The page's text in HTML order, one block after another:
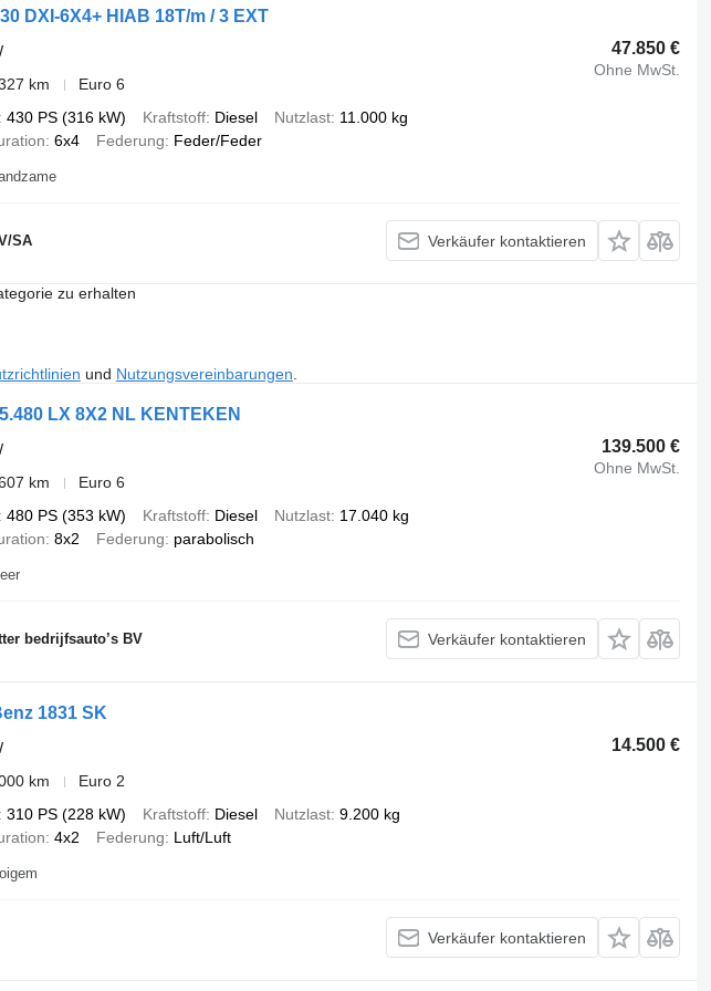
DXI-6X4+ HIAB 18T/m / 3 EXT
47.850 €
Ohne MwSt.
km
Euro 6
430 PS (316 kW) Kraftstoff Diesel Nutzlast 11.000 kg
6x4 Federung Feder/Feder
SA Verkäufer kontaktieren
zu erhalten
und Nutzungsvereinbarungen
LX 8X2 NL KENTEKEN
139.500 €
Ohne MwSt.
km
Euro 6
480 PS (353 kW) Kraftstoff Diesel Nutzlast 17.040 kg
8x2 Federung parabolisch
bedrijfsauto’s BV Verkäufer kontaktieren
1831 SK
14.500 €
km
Euro 2
310 PS (228 kW) Kraftstoff Diesel Nutzlast 9.200 kg
4x2 Federung Luft/Luft
Verkäufer kontaktieren